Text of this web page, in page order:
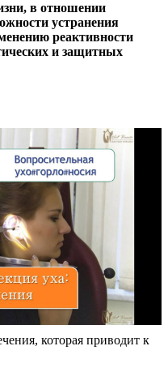
в отношении
устранения
реактивности
и защитных
которая приводит к